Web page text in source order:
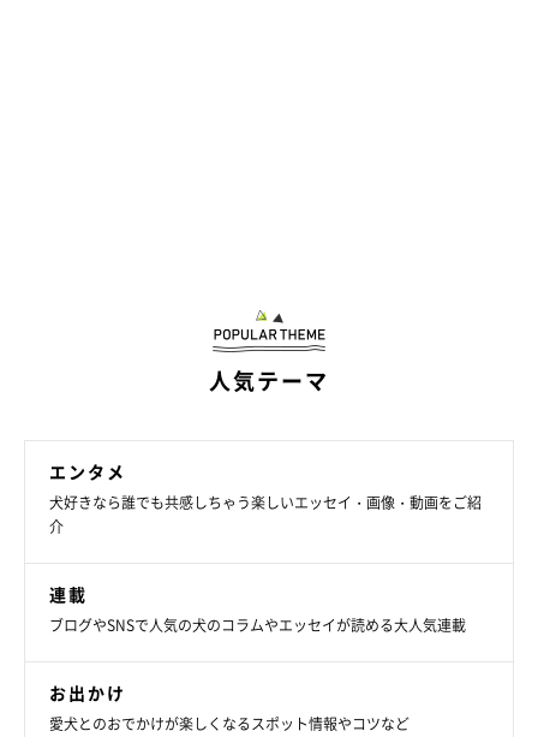
人気テーマ
エンタメ
犬好きなら誰でも共感しちゃう楽しいエッセイ・画像・動画をご紹
介
連載
ブログやSNSで人気の犬のコラムやエッセイが読める大人気連載
お出かけ
愛犬とのおでかけが楽しくなるスポット情報やコツなど